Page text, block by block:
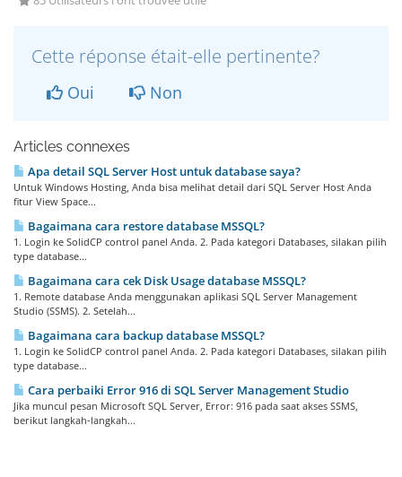
Cette réponse était-elle pertinente?
Oui Non
Articles connexes
Apa detail SQL Server Host untuk database saya?
Untuk Windows Hosting, Anda bisa melihat detail dari SQL Server Host Anda
fitur View Space...
Bagaimana cara restore database MSSQL?
1. Login ke SolidCP control panel Anda. 2. Pada kategori Databases, silakan pilih
type database...
Bagaimana cara cek Disk Usage database MSSQL?
1. Remote database Anda menggunakan aplikasi SQL Server Management
Studio (SSMS). 2. Setelah...
Bagaimana cara backup database MSSQL?
1. Login ke SolidCP control panel Anda. 2. Pada kategori Databases, silakan pilih
type database...
Cara perbaiki Error 916 di SQL Server Management Studio
Jika muncul pesan Microsoft SQL Server, Error: 916 pada saat akses SSMS,
berikut langkah-langkah...